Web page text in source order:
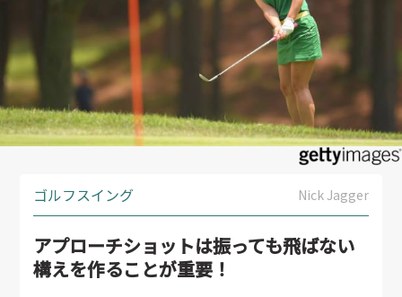
ゴルフスイング Nick Jagger
アプローチショットは振っても飛ばない
構えを作ることが重要！